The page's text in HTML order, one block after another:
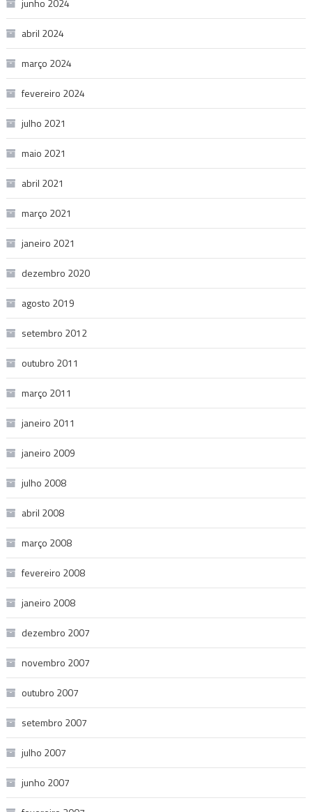
junho 2024
abril 2024
março 2024
fevereiro 2024
julho 2021
maio 2021
abril 2021
março 2021
janeiro 2021
dezembro 2020
agosto 2019
setembro 2012
outubro 2011
março 2011
janeiro 2011
janeiro 2009
julho 2008
abril 2008
março 2008
fevereiro 2008
janeiro 2008
dezembro 2007
novembro 2007
outubro 2007
setembro 2007
julho 2007
junho 2007